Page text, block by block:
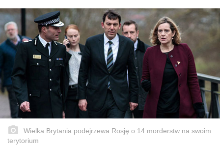
Wielka Brytania podejrzewa Rosję o 14 morderstw na swoim
terytorium